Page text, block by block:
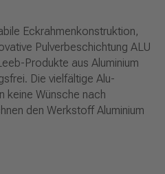
Eckrahmenkonstruktion,
Pulverbeschichtung ALU
Produkte aus Aluminium
Die vielfältige Alu-
keine Wünsche nach
den Werkstoff Aluminium